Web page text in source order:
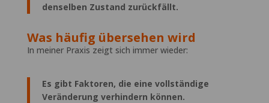
denselben Zustand zurückfällt.
Was häufig übersehen wird
In meiner Praxis zeigt sich immer wieder:
Es gibt Faktoren, die eine vollständige
Veränderung verhindern können.